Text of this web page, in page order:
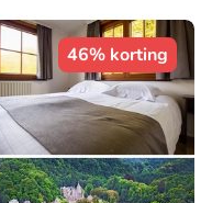
46% korting